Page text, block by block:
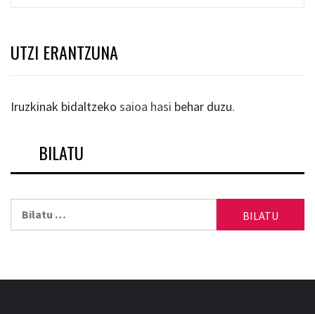
UTZI ERANTZUNA
Iruzkinak bidaltzeko saioa hasi behar duzu.
BILATU